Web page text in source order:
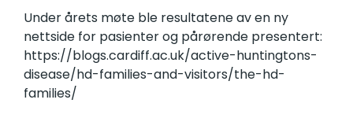
Under årets møte ble resultatene av en ny
nettside for pasienter og pårørende presentert:
https://blogs.cardiff.ac.uk/active-huntingtons-
disease/hd-families-and-visitors/the-hd-
families/